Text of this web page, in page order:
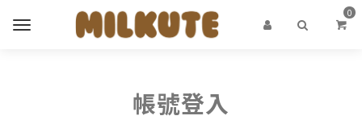
0
帳號登入